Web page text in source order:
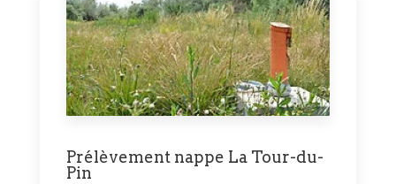
Prélèvement nappe La Tour-du-
Pin